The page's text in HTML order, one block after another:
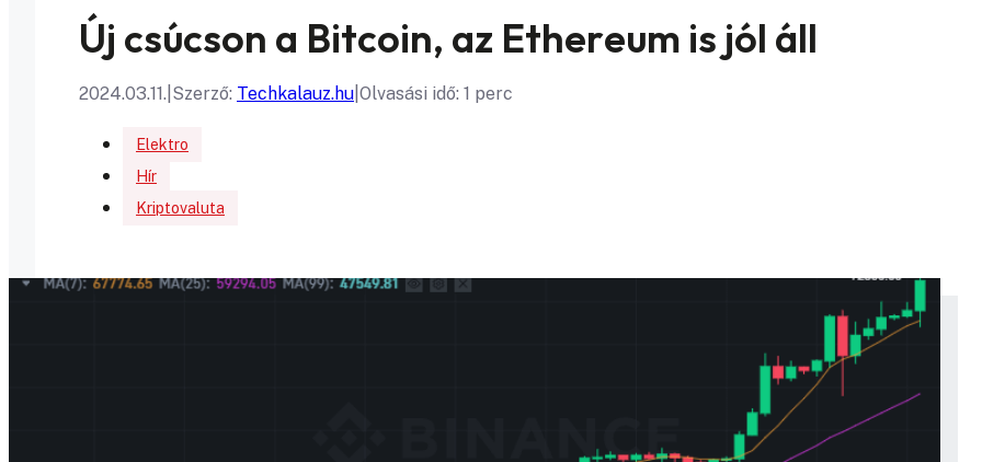
Új csúcson a Bitcoin, az Ethereum is jól áll
2024.03.11. Szerző: Techkalauz.hu Olvasási idő: 1 perc
Elektro
Hír
Kriptovaluta